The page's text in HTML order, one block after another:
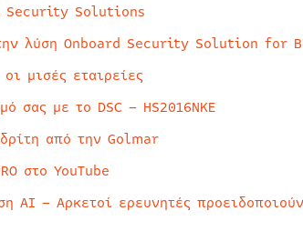
Security Solutions
λύση Onboard Security Solution for
μισές εταιρείες
σας με το DSC – HS2016NKE
από την Golmar
στο YouTube
AI – Αρκετοί ερευνητές